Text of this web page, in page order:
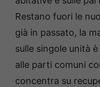
Restano fuori le
già in passato, la
sulle singole unità
alle parti comuni
concentra su